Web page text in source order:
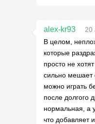
alex-kr93
20
В целом,
которые
просто не
сильно мешает
можно играть
после долгого
нормальная, а
что добавляет